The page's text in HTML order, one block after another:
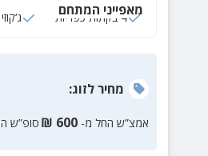
מאפייני המתחם
4 בקתות כפריות
מחירלזוג:
אמצ”ש החל מ- 600
₪ סופ”ש